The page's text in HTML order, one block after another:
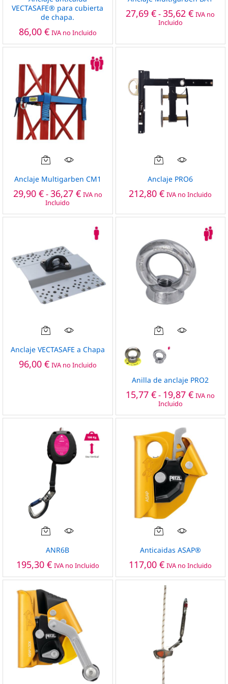
VECTASAFE® para cubierta
de chapa.
86,00 € IVA no Incluido
tiene
múltiples
elegir
en
página
27,69€-35,62€Rango
de
27,69 €
IVA no
Incluido
Este
producto
tiene
múltiples
Las
pueden
elegir
en
la
página
Anclaje Multigarben CM1
29,90 €-36,27 €Rango
de
desde
29,90 €
hasta
36,27 €
IVA no
Incluido
Anclaje PRO6
212,80€ IVA no Incluido
Anclaje VECTASAFE a Chapa
96,00 € IVA no Incluido
Este
producto
variantes.
Las
opciones
se
elegir
en
la
página
de
producto
Anilla de anclaje PRO2
15,77€- 19,87€Rango
de
desde
19,87 €
IVA no
Incluido
ANR6B
195,30 € IVA no Incluido
Anticaidas ASAP®
117,00€ IVA no Incluido